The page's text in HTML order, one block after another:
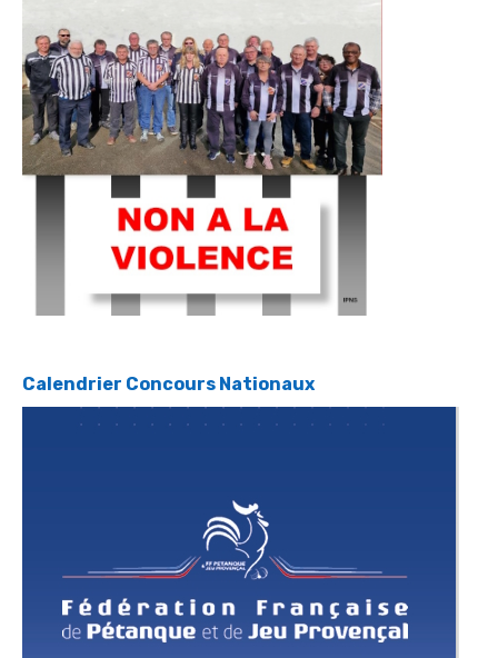
Calendrier Concours Nationaux